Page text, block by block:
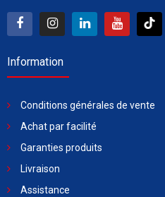
Information
Conditions générales de vente
Achat par facilité
Garanties produits
Livraison
Assistance